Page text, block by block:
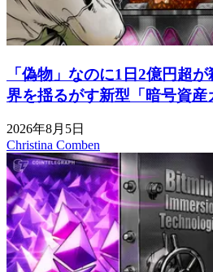
「偽物」なのに1日2億円超
界を揺るがす新型「暗号資産
2026年8月5日
Christina Comben